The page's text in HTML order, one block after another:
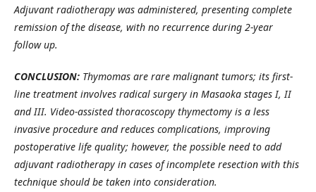
Adjuvant radiotherapy was administered, presenting complete
remission of the disease, with no recurrence during 2-year
follow up.
CONCLUSION: Thymomas are rare malignant tumors; its first-
line treatment involves radical surgery in Masaoka stages I, II
and III. Video-assisted thoracoscopy thymectomy is a less
invasive procedure and reduces complications, improving
postoperative life quality; however, the possible need to add
adjuvant radiotherapy in cases of incomplete resection with this
technique should be taken into consideration.